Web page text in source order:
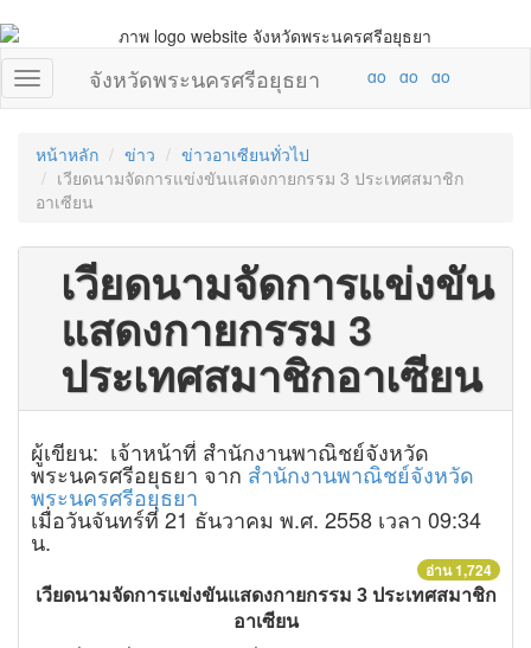
จังหวัดพระนครศรีอยุธยา
หน้าหลัก ข่าว
ข่าวอาเซียนทั่วไป
เวียดนามจัดการแข่งขันแสดงกายกรรม 3 ประเทศสมาชิก
อาเซียน
เวียดนามจัดการแข่งขัน
แสดงกายกรรม 3
ประเทศสมาชิกอาเซียน
ผู้เขียน: เจ้าหน้าที่ สำนักงานพาณิชย์จังหวัด
พระนครศรีอยุธยา จาก สำนักงานพาณิชย์จังหวัด
พระนครศรีอยุธยา
เมื่อวันจันทร์ที่ 21 ธันวาคม พ.ศ. 2558 เวลา 09:34
น.
อ่าน 1,724
เวียดนามจัดการแข่งขันแสดงกายกรรม 3 ประเทศสมาชิก
อาเซียน